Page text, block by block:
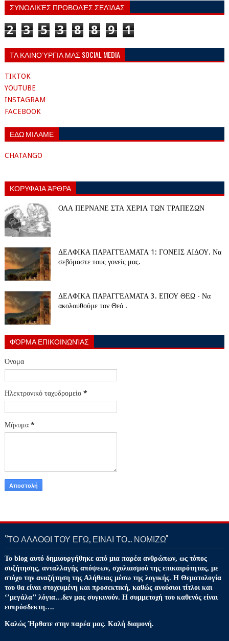
ΣΥΝΟΛΙΚΈΣ ΠΡΟΒΟΛΈΣ ΣΕΛΊΔΑΣ
2 3 5 3 8 8 9 1
ΤΑ ΚΑΙΝΟΎΡΓΙΑ ΜΑΣ SOCIAL MEDIA
TIKTOK
YOUTUBE
INSTAGRAM
FACEBOOK
ΕΔΩ ΜΙΛΑΜΕ
CHATANGO
ΚΟΡΥΦΑΊΑ ΆΡΘΡΑ
ΟΛΑ ΠΕΡΝΑΝΕ ΣΤΑ ΧΕΡΙΑ ΤΩΝ ΤΡΑΠΕΖΩΝ
ΔΕΛΦΙΚΑ ΠΑΡΑΓΓΕΛΜΑΤΑ 1: ΓΟΝΕΙΣ ΑΙΔΟΥ. Να
σεβόμαστε τους γονείς μας.
ΔΕΛΦΙΚΑ ΠΑΡΑΓΓΕΛΜΑΤΑ 3. ΕΠΟΥ ΘΕΩ - Να
ακολουθούμε τον Θεό .
ΦΌΡΜΑ ΕΠΙΚΟΙΝΩΝΊΑΣ
Όνομα
Ηλεκτρονικό ταχυδρομείο *
Μήνυμα *
‘’ΤΟ ΑΛΛΟΘΙ ΤΟΥ ΕΓΩ, ΕΙΝΑΙ ΤΟ… ΝΟΜΙΖΩ''
Το blog αυτό δημιουργήθηκε από μια παρέα ανθρώπων, ως τόπος
συζήτησης, ανταλλαγής απόψεων, σχολιασμού της επικαιρότητας, με
στόχο την αναζήτηση της Αλήθειας μέσω της λογικής. Η Θεματολογία
του θα είναι στοχευμένη και προσεκτική, καθώς ανούσιοι τίτλοι και
‘’μεγάλα’’ λόγια…δεν μας συγκινούν. Η συμμετοχή του καθενός είναι
ευπρόσδεκτη….
Καλώς Ήρθατε στην παρέα μας. Καλή διαμονή.